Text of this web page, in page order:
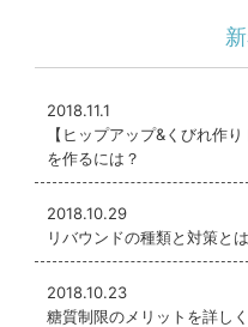
女性専用パーソナル
ン）は、ブライダル
常に豊富です。あな
デザインに合わせて
ツを狙い通りにボデ
正しいアプローチで
2018.11.1
【ヒップアップ&くびれ作
を作るには？
2018.10.29
リバウンドの種類と対策と
2018.10.23
糖質制限のメリットを詳し